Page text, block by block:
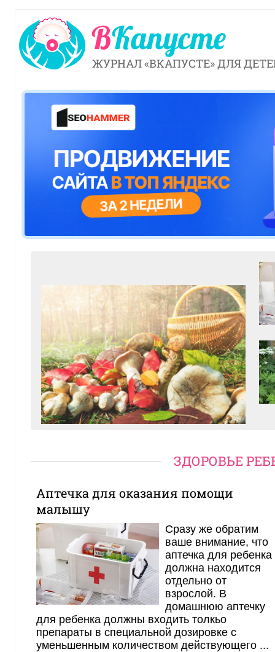
ЖУРНАЛ «ВКАПУСТЕ» ДЛЯ
Аптечка для оказания помощи малышу
ЗДОРОВЬЕ
Аптечка для оказания помощи
малышу
Сразу же обратим
ваше внимание, что
аптечка для ребенка
должна находится
отдельно от
взрослой. В
домашнюю аптечку
для ребенка должны входить толкьо
препараты в специальной дозировке с
уменьшенным количеством действующего ...